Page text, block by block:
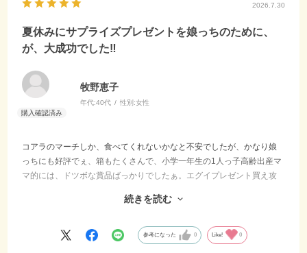
2026.7.30
夏休みにサプライズプレゼントを娘っちのために、
が、大成功でした‼️
牧野恵子
年代:40代 性別:女性
コアラのマーチしか、食べてくれないかなと不安でしたが、かなり娘
っちにも好評でぇ、箱もたくさんで、小学一年生の1人っ子高齢出産マ
マ的には、ドツボな賞品ばっかりでしたぁ。エグイプレゼント買え攻
で、夏休み明けの、持ち物としても安心です。高齢出産のプラスって
書けるな、スラスラと、私天才かもしれない、と、自分で自分を誉め
殺しにすることで、毎日自分のお高いプライドを保ててますが、チョ
続きを読む
参考になった 0 Like! 0